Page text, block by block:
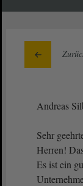
Andreas
Sehr
Herren!
Es ist ein